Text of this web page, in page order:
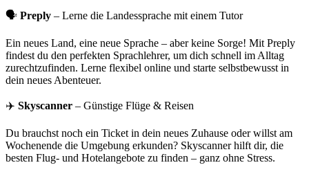
🗣️ Preply – Lerne die Landessprache mit einem Tutor
Ein neues Land, eine neue Sprache – aber keine Sorge! Mit Preply
findest du den perfekten Sprachlehrer, um dich schnell im Alltag
zurechtzufinden. Lerne flexibel online und starte selbstbewusst in
dein neues Abenteuer.
✈️ Skyscanner – Günstige Flüge & Reisen
Du brauchst noch ein Ticket in dein neues Zuhause oder willst am
Wochenende die Umgebung erkunden? Skyscanner hilft dir, die
besten Flug- und Hotelangebote zu finden – ganz ohne Stress.